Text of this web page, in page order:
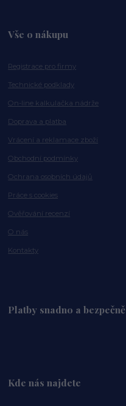
Vše o nákupu
Registrace pro firmy
Technické podklady
On-line kalkulačka nádrže
Doprava a platba
Vrácení a reklamace zboží
Obchodní podmínky
Ochrana osobních údajů
Práce s cookies
Ověřování recenzí
O nás
Kontakty
Platby snadno a bezpečně
Kde nás najdete